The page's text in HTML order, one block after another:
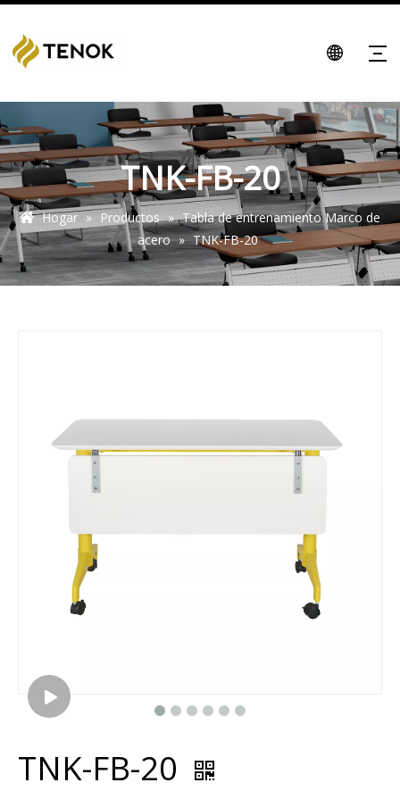
TNK-FB-20
Hogar » Productos » Tabla de entrenamiento Marco de
acero » TNK-FB-20
TNK-FB-20